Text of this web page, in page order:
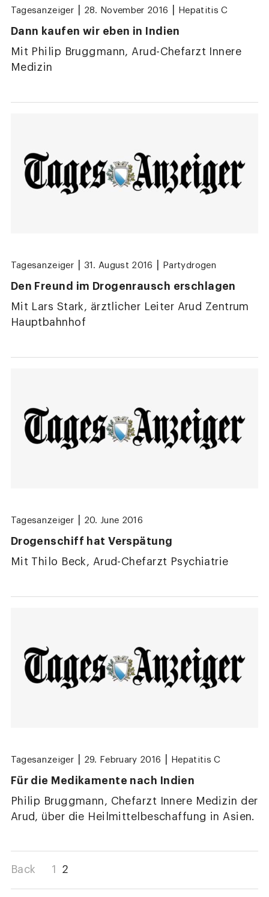
Tagesanzeiger 28. November 2016 Hepatitis C
Dann kaufen wir eben in Indien
Mit Philip Bruggmann, Arud-Chefarzt Innere
Medizin
Tagesanzeiger 31. August 2016 Partydrogen
Den Freund im Drogenrausch erschlagen
Mit Lars Stark, ärztlicher Leiter Arud Zentrum
Hauptbahnhof
Tagesanzeiger 20. June 2016
Drogenschiff hat Verspätung
Mit Thilo Beck, Arud-Chefarzt Psychiatrie
Tagesanzeiger 29. February 2016 Hepatitis C
Für die Medikamente nach Indien
Philip Bruggmann, Chefarzt Innere Medizin der
Arud, über die Heilmittelbeschaffung in Asien.
Back 1 2